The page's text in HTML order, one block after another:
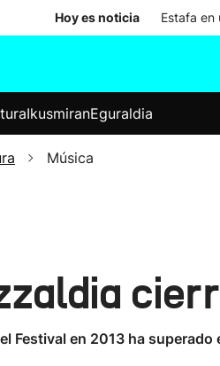
Hoy es noticia Estafa en
Elecciones
IkusmiranEguraldia
Música
Festival en 2013 ha